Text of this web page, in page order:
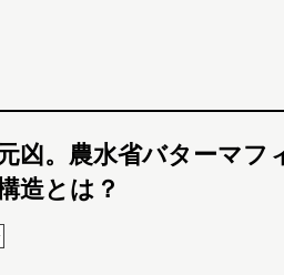
凶。農水省バターマフ
造とは？